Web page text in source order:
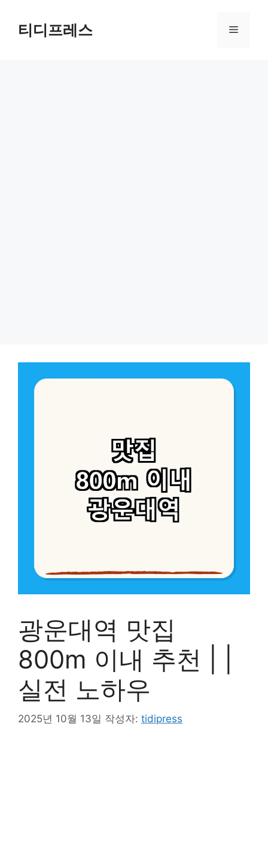
티디프레스 메
광운대역 맛집
800m 이내 추천 | |
실전 노하우
2025년 10월 13일 작성자: tidipress